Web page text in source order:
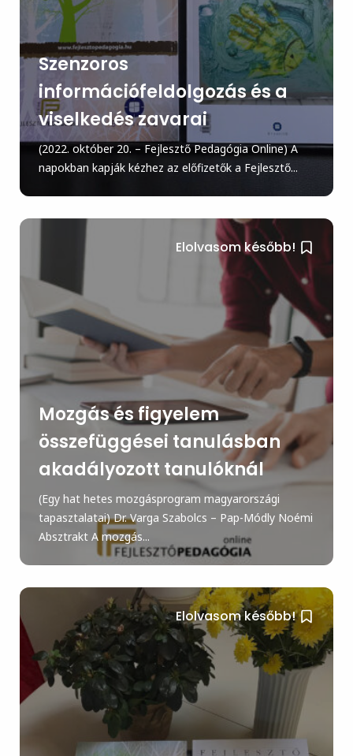
Szenzoros
információfeldolgozás és a
viselkedés zavarai
(2022. október 20. – Fejlesztő Pedagógia Online) A
napokban kapják kézhez az előfizetők a Fejlesztő...
Elolvasom később!
Mozgás és figyelem
összefüggései tanulásban
akadályozott tanulóknál
(Egy hat hetes mozgásprogram magyarországi
tapasztalatai) Dr. Varga Szabolcs – Pap-Módly Noémi
Absztrakt A mozgás...
Elolvasom később!